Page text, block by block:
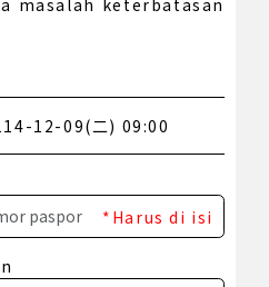
masalah keterbatasan
12-09(二) 09:00
*Harus di isi